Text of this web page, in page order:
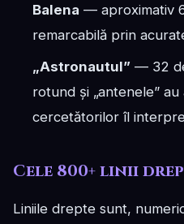
Balena — aproximativ
remarcabilă prin
„Astronautul” — 32
rotund și „antenele”
cercetătorilor îl
Cele 800+ linii
Liniile drepte sunt,